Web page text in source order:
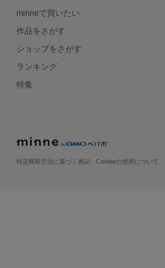
minneで買いたい
作品をさがす
ショップをさがす
ランキング
特集
特定商取引法に基づく表記 Cookieの使用について